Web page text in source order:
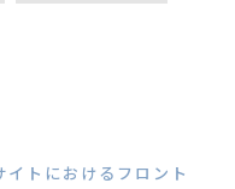
イトにおけるフロント